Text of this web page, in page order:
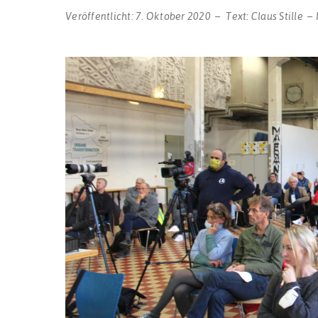
Veröffentlicht: 7. Oktober 2020 Text: Claus Stille